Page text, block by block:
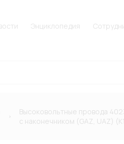
Энциклопедия
Высоковольтные провода
с наконечником (GAZ, UAZ)